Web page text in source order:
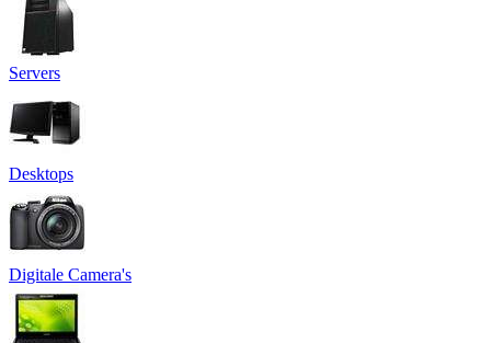
Servers
Desktops
Digitale Camera's